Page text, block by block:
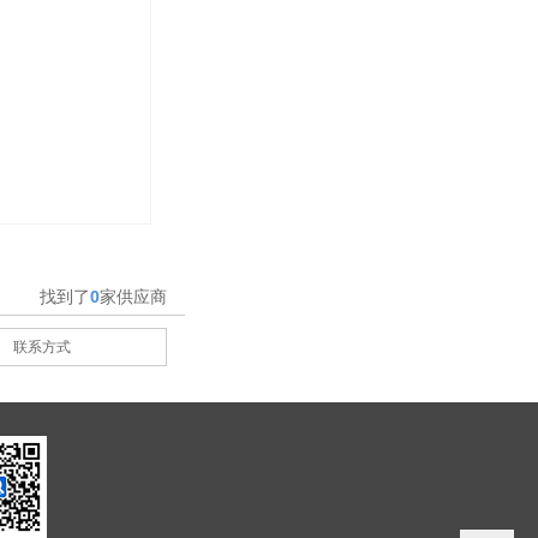
找到了0家供应商
联系方式